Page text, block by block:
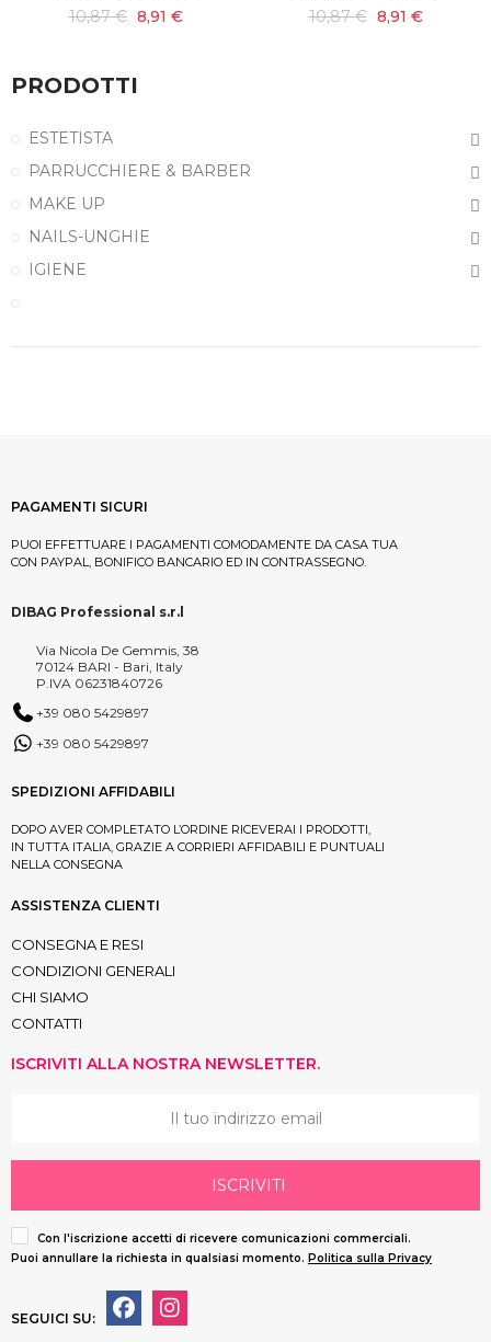
10,87 € 8,91 €
10,87 € 8,91 €
PRODOTTI
ESTETISTA
PARRUCCHIERE & BARBER
MAKE UP
NAILS-UNGHIE
IGIENE
PAGAMENTI SICURI
PUOI EFFETTUARE I PAGAMENTI COMODAMENTE DA CASA TUA
CON PAYPAL, BONIFICO BANCARIO ED IN CONTRASSEGNO.
DIBAG Professional s.r.l
Via Nicola De Gemmis, 38
70124 BARI - Bari, Italy
P.IVA 06231840726
+39 080 5429897
+39 080 5429897
SPEDIZIONI AFFIDABILI
DOPO AVER COMPLETATO L’ORDINE RICEVERAI I PRODOTTI,
IN TUTTA ITALIA, GRAZIE A CORRIERI AFFIDABILI E PUNTUALI
NELLA CONSEGNA
ASSISTENZA CLIENTI
CONSEGNA E RESI
CONDIZIONI GENERALI
CHI SIAMO
CONTATTI
ISCRIVITI ALLA NOSTRA NEWSLETTER.
ISCRIVITI
Con l'iscrizione accetti di ricevere comunicazioni commerciali.
Puoi annullare la richiesta in qualsiasi momento. Politica sulla Privacy
SEGUICI SU: